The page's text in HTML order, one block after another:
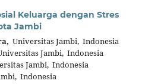
Keluarga dengan Stres
Jambi
Universitas Jambi, Indonesia
Jambi, Indonesia
Jambi, Indonesia
Indonesia